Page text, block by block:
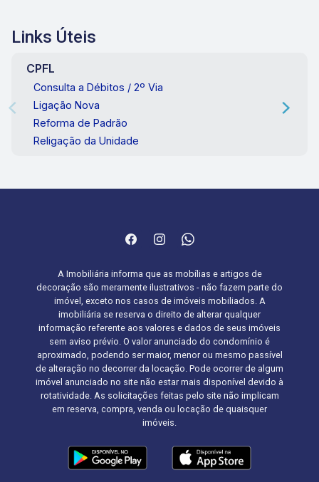
Links Úteis
CPFL
Consulta a Débitos / 2º Via
Ligação Nova
Reforma de Padrão
Religação da Unidade
A Imobiliária informa que as mobílias e artigos de
decoração são meramente ilustrativos - não fazem parte do
imóvel, exceto nos casos de imóveis mobiliados. A
imobiliária se reserva o direito de alterar qualquer
informação referente aos valores e dados de seus imóveis
sem aviso prévio. O valor anunciado do condomínio é
aproximado, podendo ser maior, menor ou mesmo passível
de alteração no decorrer da locação. Pode ocorrer de algum
imóvel anunciado no site não estar mais disponível devido à
rotatividade. As solicitações feitas pelo site não implicam
em reserva, compra, venda ou locação de quaisquer
imóveis.